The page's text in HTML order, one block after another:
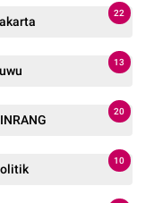
22
13
20
10